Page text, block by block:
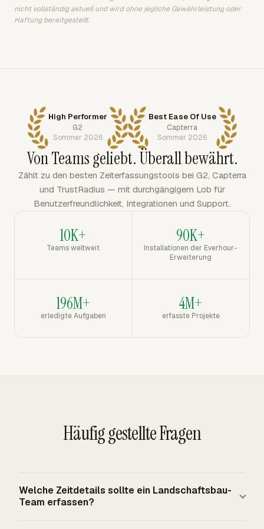
nicht vollständig aktuell und wird ohne jegliche Gewährleistung oder
Haftung bereitgestellt.
High Performer
G2
Sommer 2026
Best Ease Of Use
Capterra
Sommer 2026
Von Teams geliebt. Überall bewährt.
Zählt zu den besten Zeiterfassungstools bei G2, Capterra
und TrustRadius — mit durchgängigem Lob für
Benutzerfreundlichkeit, Integrationen und Support.
10K+
Teams weltweit
90K+
Installationen der Everhour-
Erweiterung
196M+
erledigte Aufgaben
4M+
erfasste Projekte
Häufig gestellte Fragen
Welche Zeitdetails sollte ein Landschaftsbau-
Team erfassen?